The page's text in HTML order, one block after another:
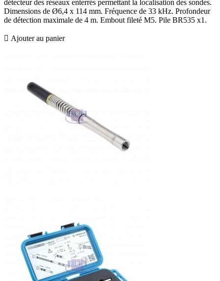
détecteur des réseaux enterrés permettant la localisation des sondes.
Dimensions de Ø6,4 x 114 mm. Fréquence de 33 kHz. Profondeur
de détection maximale de 4 m. Embout fileté M5. Pile BR535 x1.
 Ajouter au panier